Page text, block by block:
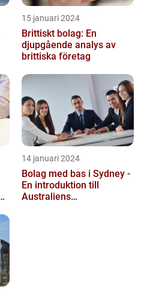
15 januari 2024
Brittiskt bolag: En
djupgående analys av
brittiska företag
14 januari 2024
Bolag med bas i Sydney -
En introduktion till
Australiens